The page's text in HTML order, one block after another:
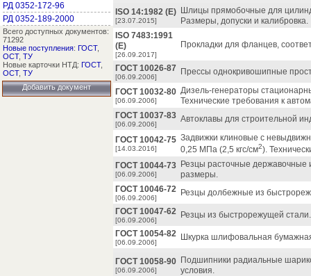
РД 0352-172-96
РД 0352-189-2000
Всего доступных документов:
71292
Новые поступления: ГОСТ,
ОСТ, ТУ
Новые карточки НТД: ГОСТ,
ОСТ, ТУ
Добавить документ
ISO 14:1982 (Е)
[23.07.2015]
Шлицы прямобочные для
Размеры, допуски и калибровка.
ISO 7483:1991
(Е)
[26.09.2017]
Прокладки для фланцев,
ГОСТ 10026-87
[06.09.2006]
Прессы однокривошипные
ГОСТ 10032-80
[06.09.2006]
Дизель-генераторы
Технические требования к
ГОСТ 10037-83
[06.09.2006]
Автоклавы для строительной
ГОСТ 10042-75
[14.03.2016]
Задвижки клиновые с
0,25 МПа (2,5 кгс/см2).
ГОСТ 10044-73
[06.09.2006]
Резцы расточные державочные
размеры.
ГОСТ 10046-72
[06.09.2006]
Резцы долбежные из
ГОСТ 10047-62
[06.09.2006]
Резцы из быстрорежущей
ГОСТ 10054-82
[06.09.2006]
Шкурка шлифовальная
ГОСТ 10058-90
[06.09.2006]
Подшипники радиальные
условия.